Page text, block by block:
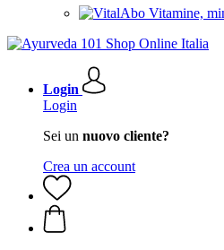
Vitamine,
Login
Login
Sei un nuovo cliente?
Crea un account